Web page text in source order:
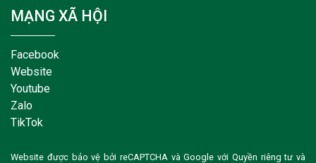
MẠNG XÃ HỘI
Facebook
Website
Youtube
Zalo
TikTok
Website được bảo vệ bởi reCAPTCHA và Google với Quyền riêng tư và